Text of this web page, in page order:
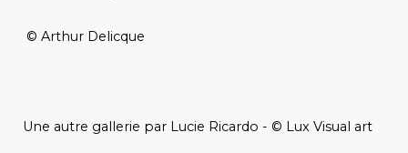
© Arthur Delicque
Une autre gallerie par Lucie Ricardo - © Lux Visual art